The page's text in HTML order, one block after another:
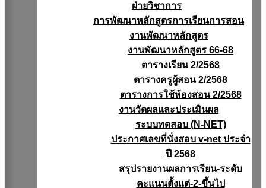
ฝ่ายวิชาการ
การพัฒนาหลักสูตรการเรียนการสอน
งานพัฒนาหลักสูตร
งานพัฒนาหลักสูตร 66-68
ตารางเรียน 2/2568
ตารางครูผู้สอน 2/2568
ตารางการใช้ห้องสอน 2/2568
งานวัดผลเเละประเมินผล
ระบบทดสอบ (N-NET)
ประกาศเลขที่นั่งสอบ v-net ประจำ
ปี 2568
สรุปรายงานผลการเรียน-ระดับ
คะแนนตั้งแต่-2-ขึ้นไป